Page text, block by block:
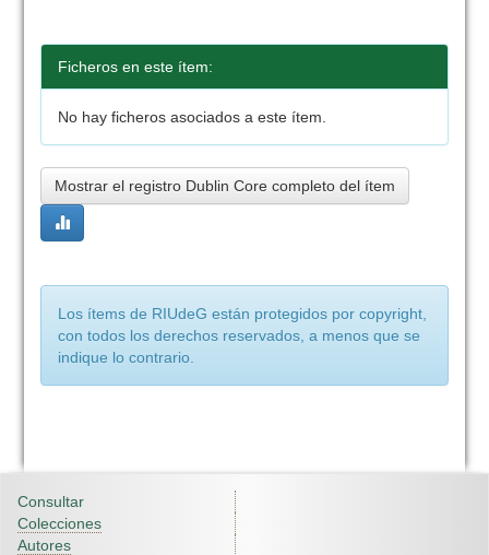
Ficheros en este ítem:
No hay ficheros asociados a este ítem.
Mostrar el registro Dublin Core completo del ítem
Los ítems de RIUdeG están protegidos por copyright,
con todos los derechos reservados, a menos que se
indique lo contrario.
Consultar
Colecciones
Autores